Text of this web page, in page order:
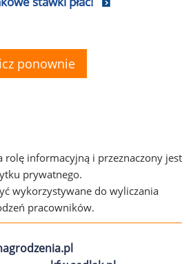
ponownie
rolę informacyjną i przeznaczony jest
prywatnego.
wykorzystywane do wyliczania
pracowników.